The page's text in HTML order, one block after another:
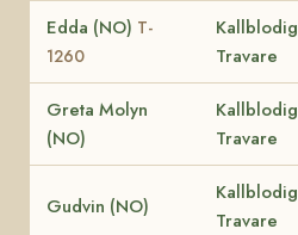
Edda (NO) T-
1260
Kallblodig
Travare
Greta Molyn
(NO)
Kallblodig
Travare
Gudvin (NO)
Kallblodig
Travare